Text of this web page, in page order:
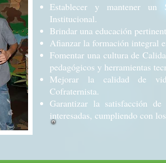
Establecer y mantener un
Institucional.
Brindar una educación
Afianzar la formación integral
Fomentar una cultura de
pedagógicos y herramientas
Mejorar la calidad de
Cofraternista.
Garantizar la satisfacción
interesadas, cumpliendo con